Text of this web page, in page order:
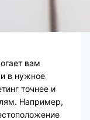
вам
в нужное
точнее и
Например,